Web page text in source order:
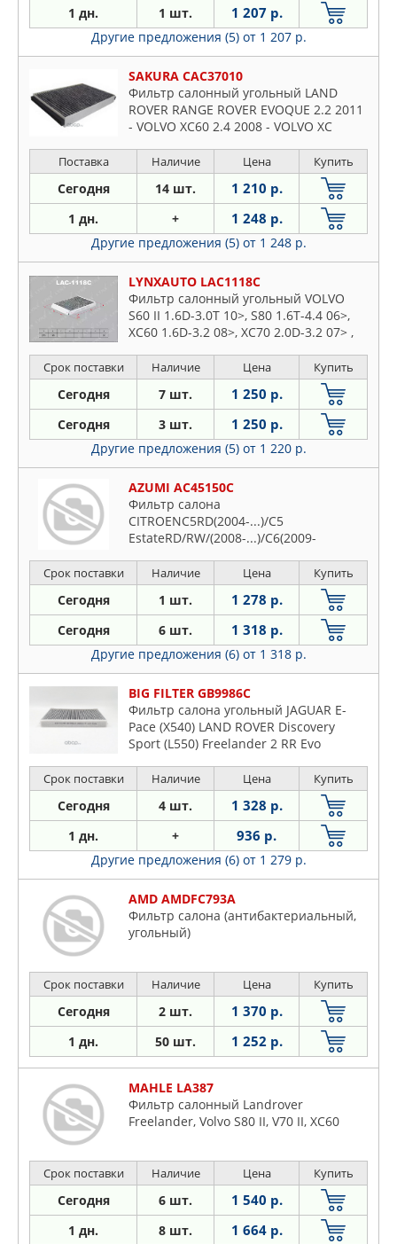
1 дн. 1 шт. 1 207 р.
Другие предложения (5) от 1 207 р.
SAKURA CAC37010
Фильтр салонный угольный LAND
ROVER RANGE ROVER EVOQUE 2.2 2011
- VOLVO XC60 2.4 2008 - VOLVO XC
Поставка Наличие Цена Купить
Сегодня 14 шт. 1 210 р.
1 дн. + 1 248 р.
Другие предложения (5) от 1 248 р.
LYNXAUTO LAC1118C
Фильтр салонный угольный VOLVO
S60 II 1.6D-3.0T 10>, S80 1.6T-4.4 06>,
XC60 1.6D-3.2 08>, XC70 2.0D-3.2 07> ,
Evoque 2.0-2.2D 11>
Срок поставки Наличие Цена Купить
Сегодня 7 шт. 1 250 р.
Сегодня 3 шт. 1 250 р.
Другие предложения (5) от 1 220 р.
AZUMI AC45150C
Фильтр салона
CITROENC5RD(2004-...)/C5
EstateRD/RW/(2008-...)/C6(2009-
ROVERDiscovery
SportL550(2014-...)/Freel
Срок поставки Наличие Цена Купить
Сегодня 1 шт. 1 278 р.
Сегодня 6 шт. 1 318 р.
Другие предложения (6) от 1 318 р.
BIG FILTER GB9986C
Фильтр салона угольный JAGUAR E-
Pace (X540) LAND ROVER Discovery
Sport (L550) Freelander 2 RR Evo
Срок поставки Наличие Цена Купить
Сегодня 4 шт. 1 328 р.
1 дн. + 936 р.
Другие предложения (6) от 1 279 р.
AMD AMDFC793A
Фильтр салона (антибактериальный,
угольный)
Срок поставки Наличие Цена Купить
Сегодня 2 шт. 1 370 р.
1 дн. 50 шт. 1 252 р.
MAHLE LA387
Фильтр салонный Landrover
Freelander, Volvo S80 II, V70 II, XC60
Срок поставки Наличие Цена Купить
Сегодня 6 шт. 1 540 р.
1 дн. 8 шт. 1 664 р.